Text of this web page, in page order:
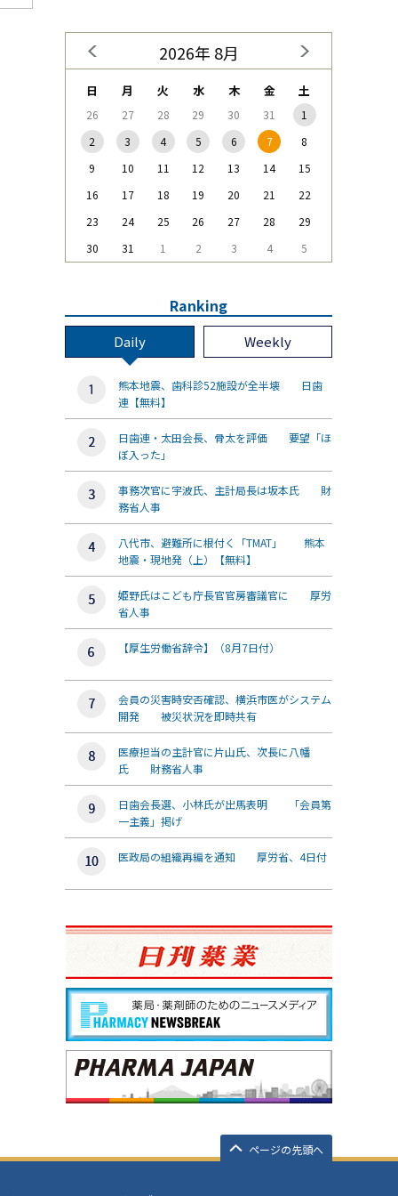
2026年 8月
日 月 火 水 木 金 土
26 27 28 29 30 31
1
2
3 4 5 6 7
8
9
10 11 12 13 14
15
16
17 18 19 20 21
22
23
24 25 26 27 28
29
30
31 1 2 3 4 5
Ranking
Daily Weekly
熊本地震、歯科診52施設が全半壊 日歯
連【無料】
日歯連・太田会長、骨太を評価 要望「ほ
ぼ入った」
事務次官に宇波氏、主計局長は坂本氏 財
務省人事
八代市、避難所に根付く「TMAT」 熊本
地震・現地発（上）【無料】
姫野氏はこども庁長官官房審議官に 厚労
省人事
【厚生労働省辞令】（8月7日付）
会員の災害時安否確認、横浜市医がシステム
開発 被災状況を即時共有
医療担当の主計官に片山氏、次長に八幡
氏 財務省人事
日歯会長選、小林氏が出馬表明 「会員第
一主義」掲げ
医政局の組織再編を通知 厚労省、4日付
ページの先頭へ